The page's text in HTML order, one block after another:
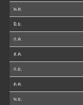
พ.ค.
มิ.ย.
ก.ค.
ส.ค.
ก.ย.
ต.ค.
พ.ย.